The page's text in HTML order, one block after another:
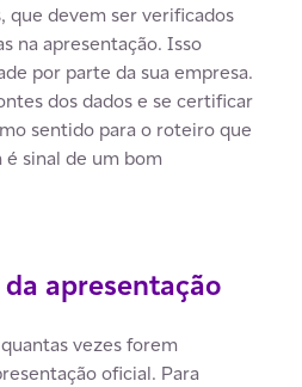
que devem ser verificados
na apresentação. Isso
por parte da sua empresa.
dos dados e se certificar
sentido para o roteiro que
sinal de um bom
apresentação
vezes forem
oficial. Para